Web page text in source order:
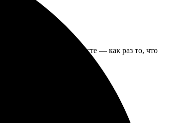
Получила фото на холсте — как раз то, что